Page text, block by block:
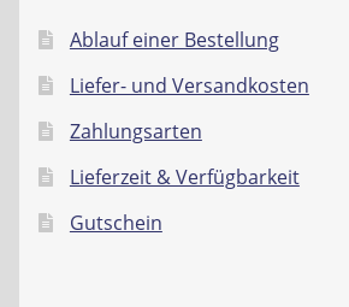
Ablauf einer Bestellung
Liefer- und Versandkosten
Zahlungsarten
Lieferzeit & Verfügbarkeit
Gutschein